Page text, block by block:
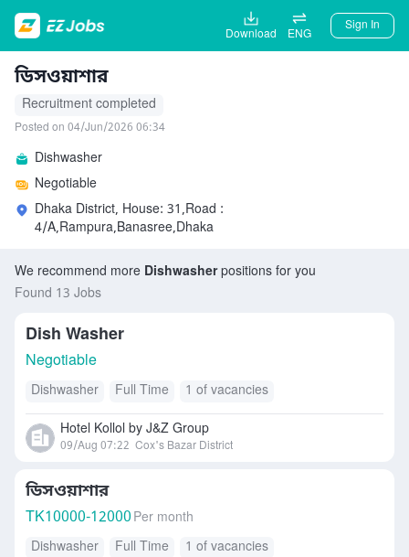
Download ENG
Sign In
ডিসওয়াশার
Recruitment completed
Posted on 04/Jun/2026 06:34
Dishwasher
Negotiable
Dhaka District, House: 31,Road :
4/A,Rampura,Banasree,Dhaka
We recommend more Dishwasherpositions for you
Found 13 Jobs
Dish Washer
Negotiable
Dishwasher Full Time 1 of vacancies
Hotel Kollol by J&Z Group
09/Aug 07:22 Cox's Bazar District
ডিসওয়াশার
TK10000-12000 Per month
Dishwasher
Full Time
1 of vacancies